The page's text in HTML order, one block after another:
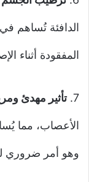
الدافئة تُساهم
المفقودة أثناء
7. تأثير مهدئ
الأعصاب، مما
وهو أمر ضروري